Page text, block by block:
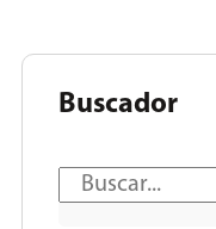
Buscador